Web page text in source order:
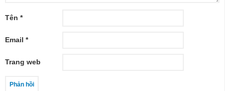
Tên *
Email *
Trang web